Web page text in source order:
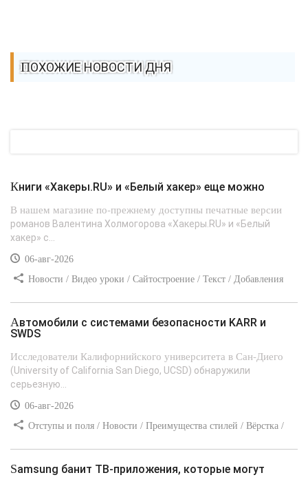
ПОХОЖИЕ НОВОСТИ ДНЯ
Книги «Хакеры.RU» и «Белый хакер» еще можно
В нашем магазине по-прежнему доступны печатные версии
романов Валентина Холмогорова «Хакеры.RU» и «Белый
хакер» с...
06-авг-2026
Новости / Видео уроки / Сайтостроение / Текст / Добавления
Автомобили с системами безопасности KARR и
SWDS
Исследователи Калифорнийского университета в Сан-Диего
(University of California San Diego, UCSD) обнаружили
серьезную...
06-авг-2026
Отступы и поля / Новости / Преимущества стилей / Вёрстка /
Samsung банит ТВ-приложения, которые могут